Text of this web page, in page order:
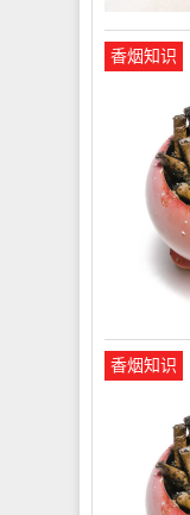
香烟知识
香烟知识